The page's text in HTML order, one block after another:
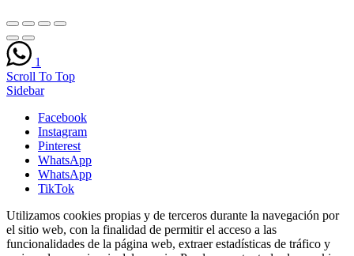
1
Scroll To Top
Sidebar
Facebook
Instagram
Pinterest
WhatsApp
WhatsApp
TikTok
Utilizamos cookies propias y de terceros durante la navegación por
el sitio web, con la finalidad de permitir el acceso a las
funcionalidades de la página web, extraer estadísticas de tráfico y